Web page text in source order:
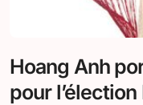
Hoang Anh
pour